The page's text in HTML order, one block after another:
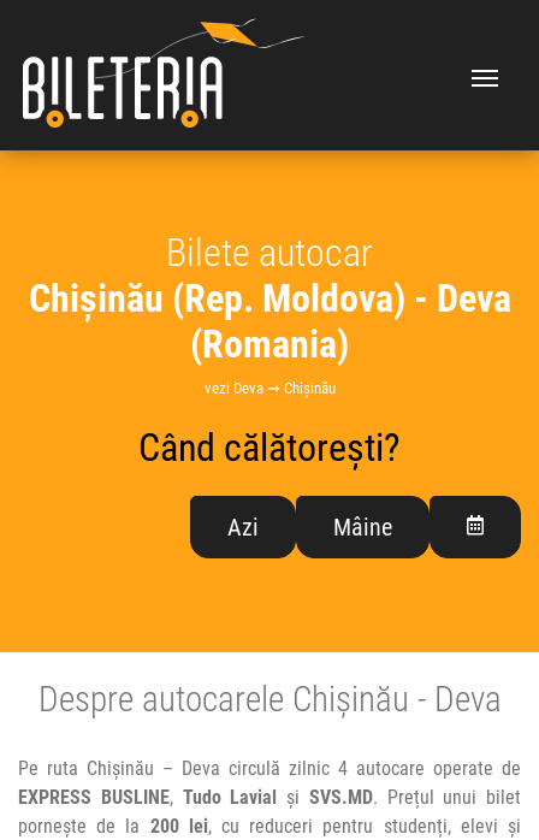
Bilete autocar
Chișinău (Rep. Moldova) - Deva
(Romania)
vezi Deva ➞ Chișinău
Când călătorești?
Azi Mâine
Despre autocarele Chișinău - Deva
Pe ruta Chișinău – Deva circulă zilnic 4 autocare operate de
EXPRESS BUSLINE, Tudo Lavial și SVS.MD. Prețul unui bilet
pornește de la 200 lei, cu reduceri pentru studenți, elevi și